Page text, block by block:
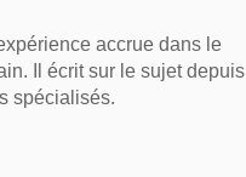
accrue dans le
Il écrit sur le sujet depuis
spécialisés.